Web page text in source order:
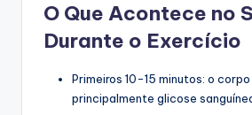
O Que Acontece no
Durante o Exercício
Primeiros 10-15 minutos: o corpo
principalmente glicose